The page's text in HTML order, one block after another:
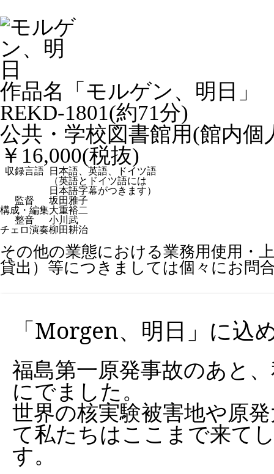
作品名「モルゲン、明日」
REKD-1801(約71分)
公共・学校図書館用(館内個
￥16,000(税抜)
収録言語
日本語、英語、ドイツ語
（英語とドイツ語には
日本語字幕がつきます）
監督
坂田雅子
構成・編集大重裕二
整音
小川武
チェロ演奏柳田耕治
その他の業態における業務用使用・
貸出）等につきましては個々にお問
「Morgen、明日」に込
福島第一原発事故のあと
にでました。
世界の核実験被害地や原
て私たちはここまで来て
す。